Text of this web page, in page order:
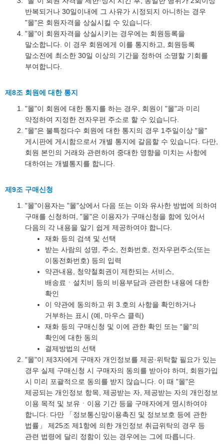
반복되거나 30일이내에 그 사유가 시정되지 아니하는 경우
"몰"은 회원자격을 상실시킬 수 있습니다.
"몰"이 회원자격을 상실시키는 경우에는 회원등록을
말소합니다. 이 경우 회원에게 이를 통지하고, 회원등록
말소전에 최소한 30일 이상의 기간을 정하여 소명할 기회를
부여합니다.
제8조 회원에 대한 통지
"몰"이 회원에 대한 통지를 하는 경우, 회원이 "몰"과 미리
약정하여 지정한 전자우편 주소로 할 수 있습니다.
"몰"은 불특정다수 회원에 대한 통지의 경우 1주일이상 "몰"
게시판에 게시함으로서 개별 통지에 갈음할 수 있습니다. 다만,
회원 본인의 거래와 관련하여 중대한 영향을 미치는 사항에
대하여는 개별통지를 합니다.
제9조 구매신청
"몰"이용자는 "몰"상에서 다음 또는 이와 유사한 방법에 의하여
구매를 신청하며, "몰"은 이용자가 구매신청을 함에 있어서
다음의 각 내용을 알기 쉽게 제공하여야 합니다.
재화 등의 검색 및 선택
받는 사람의 성명, 주소, 전화번호, 전자우편주소(또는
이동전화번호) 등의 입력
약관내용, 청약철회권이 제한되는 서비스,
배송료ㆍ설치비 등의 비용부담과 관련한 내용에 대한
확인
이 약관에 동의하고 위 3.호의 사항을 확인하거나
거부하는 표시 (예, 마우스 클릭)
재화 등의 구매신청 및 이에 관한 확인 또는 “몰”의
확인에 대한 동의
결제방법의 선택
"몰"이 제3자에게 구매자 개인정보를 제공·위탁할 필요가 있는
경우 실제 구매신청 시 구매자의 동의를 받아야 하며, 회원가입
시 미리 포괄적으로 동의를 받지 않습니다. 이 때 "몰"은
제공되는 개인정보 항목, 제공받는 자, 제공받는 자의 개인정보
이용 목적 및 보유ㆍ이용 기간 등을 구매자에게 명시하여야
합니다. 다만 「정보통신망이용촉진 및 정보보호 등에 관한
법률」 제25조 제1항에 의한 개인정보 취급위탁의 경우 등
관련 법령에 달리 정함이 있는 경우에는 그에 따릅니다.